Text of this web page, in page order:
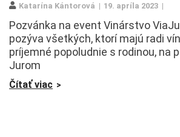
Katarína Kántorová 19. apríla 2023
Pozvánka na event Vinárstvo
pozýva všetkých, ktorí majú radi
príjemné popoludnie s rodinou, na
Jurom
Čítať viac